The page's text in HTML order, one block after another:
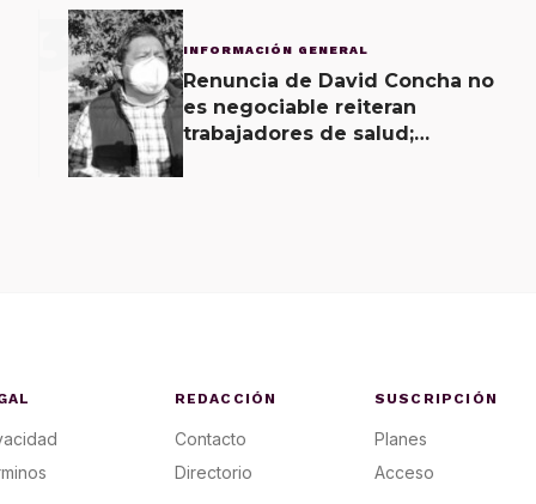
3 INFORMACIÓN GENERAL
Renuncia de David Concha no
es negociable reiteran
trabajadores de salud;
REDACCIÓN
Contacto
Directorio
SUSCRIPCIÓN
Planes
Acceso